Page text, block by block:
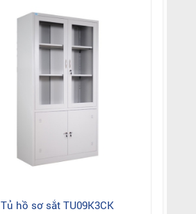
Tủ hồ sơ sắt TU09K3CK